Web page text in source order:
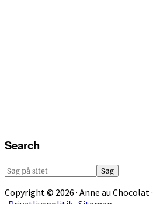
Search
Søg
sitet
Copyright © 2026 · Anne au Chocolat ·